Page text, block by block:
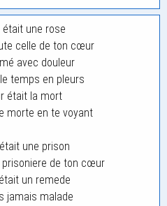
était une rose
celle de ton cœur
avec douleur
temps en pleurs
était la mort
morte en te voyant
une prison
de ton cœur
un remede
jamais malade